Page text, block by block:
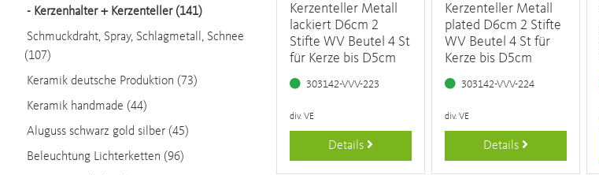
- Kerzenhalter + Kerzenteller (141)
Schmuckdraht, Spray, Schlagmetall, Schnee
(107)
Keramik deutsche Produktion (73)
Keramik handmade (44)
Aluguss schwarz gold silber (45)
Beleuchtung Lichterketten (96)
Kerzenteller Metall
lackiert D6cm 2
Stifte WV Beutel 4 St
für Kerze bis D5cm
303142-VVV-223
div. VE
Details
Kerzenteller Metall
plated D6cm 2 Stifte
WV Beutel 4 St für
Kerze bis D5cm
303142-VVV-224
div. VE
Details